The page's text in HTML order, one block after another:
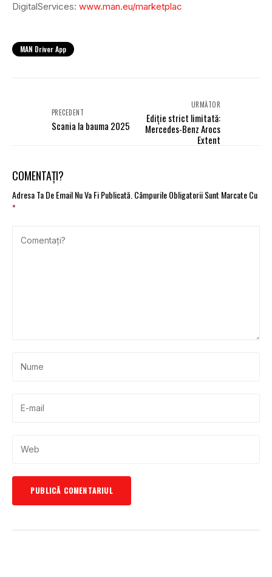
DigitalServices: www.man.eu/marketplac
MAN Driver App
PRECEDENT
Scania la bauma 2025
URMĂTOR
Ediție strict limitată:
Mercedes-Benz Arocs
Extent
COMENTAȚI?
Adresa Ta De Email Nu Va Fi Publicată. Câmpurile Obligatorii Sunt Marcate Cu
*